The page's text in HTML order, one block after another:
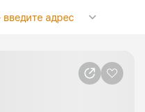
введите адрес